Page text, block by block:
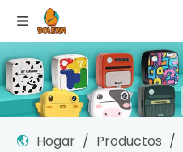
Hogar / Productos /